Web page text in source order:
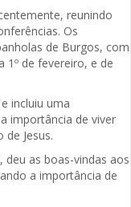
reunindo
Os
de Burgos, com
1º de fevereiro, e de
e incluiu uma
importância de viver
Jesus.
deu as boas-vindas aos
a importância de